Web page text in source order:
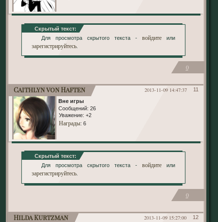
Скрытый текст:
Для просмотра скрытого текста -войдите или
зарегистрируйтесь.
0
11
2013-11-09 14:47:37
Caithlyn von Haften
Вне игры
Сообщений: 26
Уважение: +2
Награды: 6
Скрытый текст:
Для просмотра скрытого текста -войдите или
зарегистрируйтесь.
0
12
2013-11-09 15:27:00
Hilda Kurtzman